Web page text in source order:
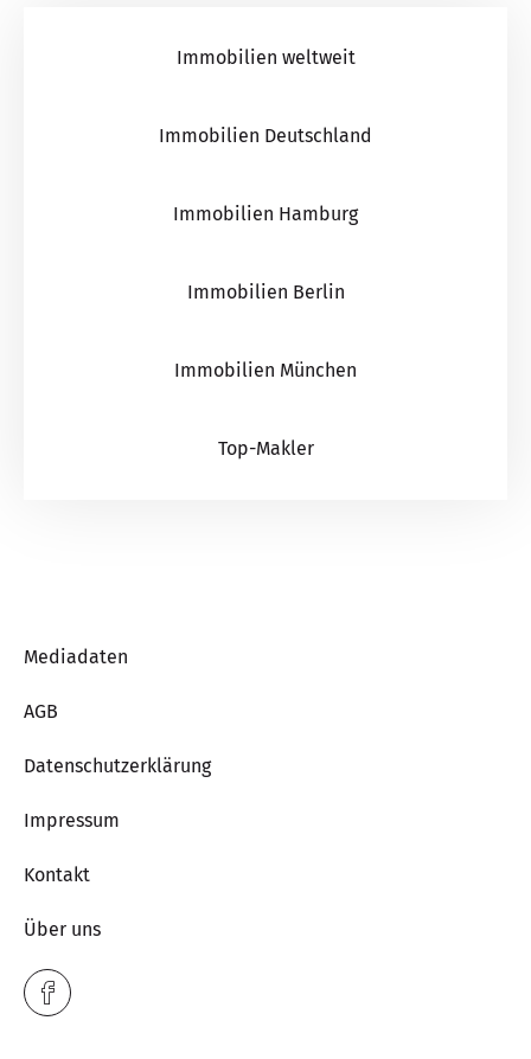
Immobilien weltweit
Immobilien Deutschland
Immobilien Hamburg
Immobilien Berlin
Immobilien München
Top-Makler
Mediadaten
AGB
Datenschutzerklärung
Impressum
Kontakt
Über uns